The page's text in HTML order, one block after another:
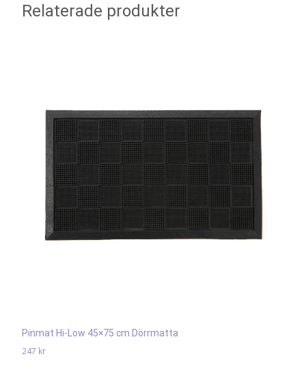
Relaterade produkter
Pinmat Hi-Low 45×75 cm Dörrmatta
247 kr